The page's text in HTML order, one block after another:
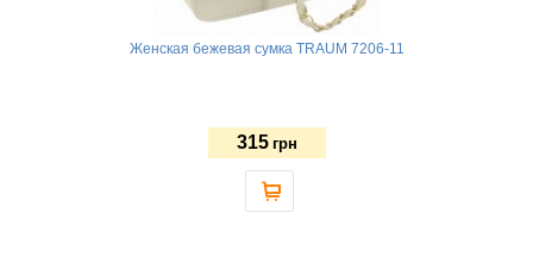
Женская бежевая сумка TRAUM 7206-11
315 грн